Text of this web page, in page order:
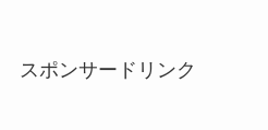
スポンサードリンク